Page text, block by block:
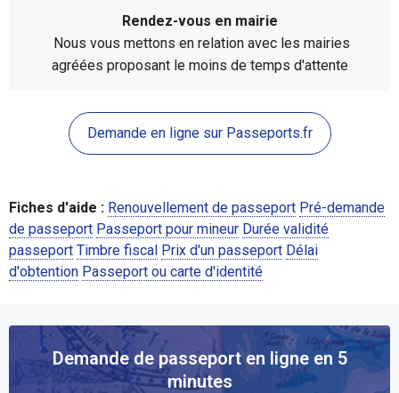
Rendez-vous en mairie
Nous vous mettons en relation avec les mairies
agréées proposant le moins de temps d'attente
Demande en ligne sur Passeports.fr
Fiches d'aide : Renouvellement de passeport Pré-demande
de passeport Passeport pour mineur Durée validité
passeport Timbre fiscal Prix d'un passeport Délai
d'obtention Passeport ou carte d'identité
Demande de passeport en ligne en 5
minutes